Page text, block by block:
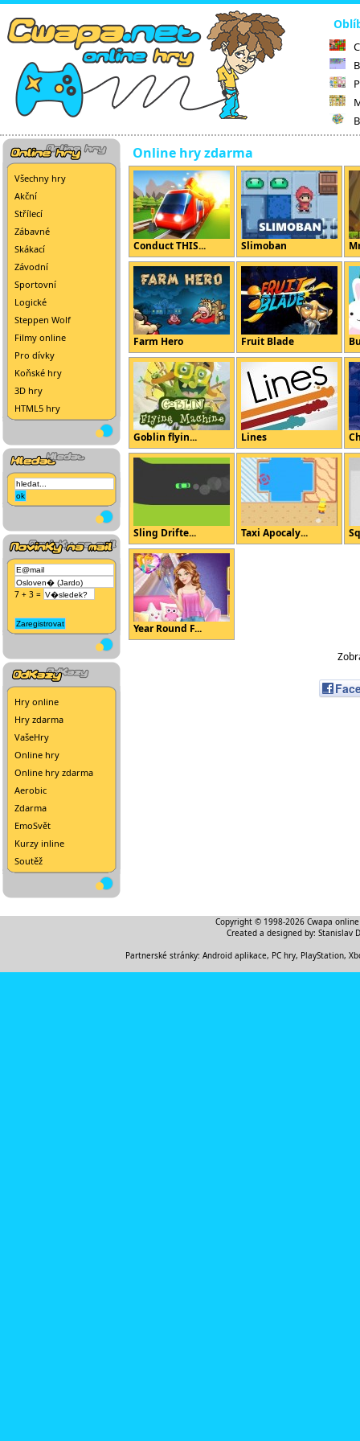
Všechny hry
Akční
Střílecí
Zábavné
Skákací
Závodní
Sportovní
Logické
Steppen Wolf
Filmy online
Pro dívky
Koňské hry
3D hry
HTML5 hry
7 + 3 =
Hry online
Hry zdarma
VašeHry
Online hry
Online hry zdarma
Aerobic
Zdarma
EmoSvět
Kurzy inline
Soutěž
Online hry zdarma
Conduct THIS... Slimoban
Farm Hero Fruit Blade
Goblin flyin... Lines
Sling Drifte... Taxi Apocaly...
Year Round F...
Copyright © 1998-2026 Cwapa
Created a designed by: Stanislav
Partnerské stránky: Android aplikace, PC hry, PlayStation,